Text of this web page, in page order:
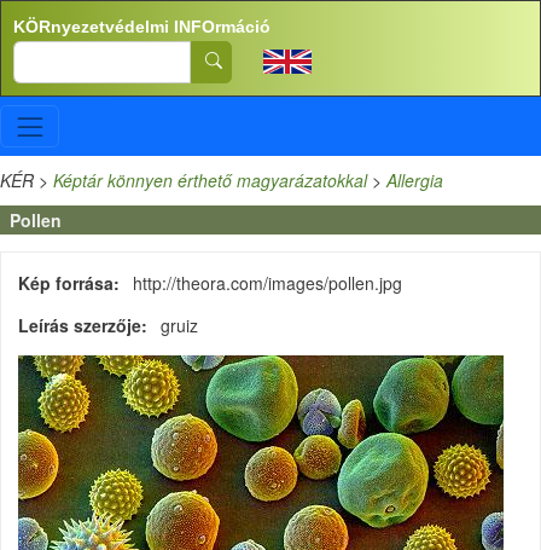
Ugrás a tartalomra
KÖRnyezetvédelmi INFOrmáció
Search
KÉR > Képtár könnyen érthető magyarázatokkal>Allergia
Pollen
Kép forrása
http://theora.com/images/pollen.jpg
Leírás szerzője
gruiz